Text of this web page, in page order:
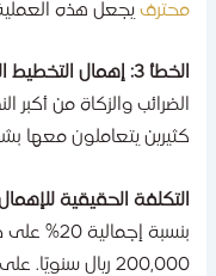
يجعل هذه العملية
إهمال التخطيط الضريبي وخسارة الملايين
والزكاة من أكبر
يتعاملون معها بشكل
الحقيقية للإهمال:
بنسبة إجمالية